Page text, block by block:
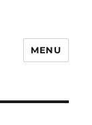
MENU